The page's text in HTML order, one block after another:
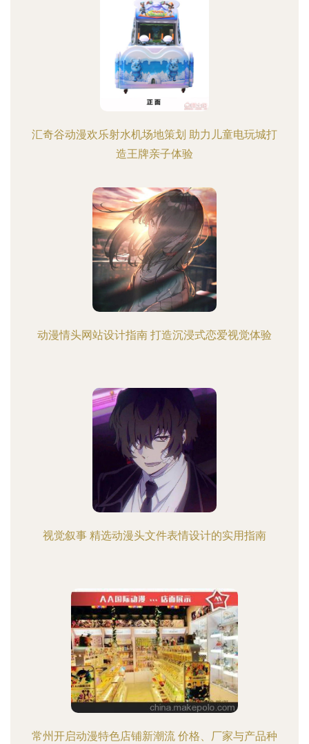
汇奇谷动漫欢乐射水机场地策划 助力儿童电玩城打
造王牌亲子体验
动漫情头网站设计指南 打造沉浸式恋爱视觉体验
视觉叙事 精选动漫头文件表情设计的实用指南
常州开启动漫特色店铺新潮流 价格、厂家与产品种